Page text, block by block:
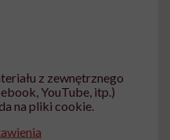
z zewnętrznego
YouTube, itp.)
na pliki cookie.